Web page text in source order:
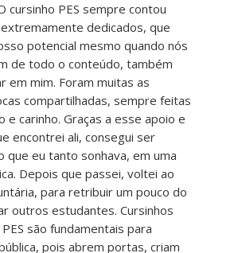
cursinho PES sempre contou
dedicados, que
potencial mesmo quando nós
de todo o conteúdo, também
em mim. Foram muitas as
compartilhadas, sempre feitas
e carinho. Graças a esse apoio e
encontrei ali, consegui ser
que eu tanto sonhava, em uma
Depois que passei, voltei ao
para retribuir um pouco do
outros estudantes. Cursinhos
são fundamentais para
pois abrem portas, criam